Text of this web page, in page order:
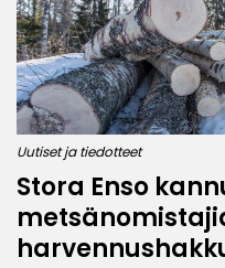
Uutiset ja tiedotteet
Stora Enso